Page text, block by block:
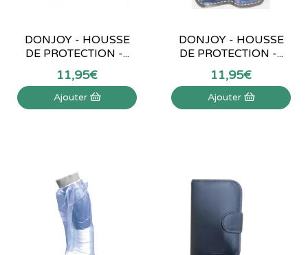
DONJOY - HOUSSE
DE PROTECTION -...
11,95€
Ajouter
DONJOY - HOUSSE
DE PROTECTION -...
11,95€
Ajouter